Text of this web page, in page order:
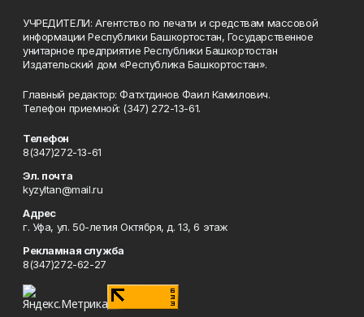
УЧРЕДИТЕЛИ: Агентство по печати и средствам массовой
информации Республики Башкортостан, Государственное
унитарное предприятие Республики Башкортостан
Издательский дом «Республика Башкортостан».
Главный редактор: Фатхтдинов Фаил Камилович.
Телефон приемной: (347) 272-13-61.
Телефон
8(347)272-13-61
Эл. почта
kyzyltan@mail.ru
Адрес
г. Уфа, ул. 50-летия Октября, д. 13, 6 этаж
Рекламная служба
8(347)272-62-27